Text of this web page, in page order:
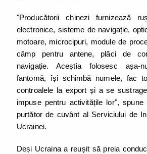
"Producătorii chinezi furnizează
electronice, sisteme de navigație,
motoare, microcipuri, module de
câmp pentru antene, plăci de
navigație. Aceștia folosesc așa-
fantomă, își schimbă numele, fac
controalele la export și a se
impuse pentru activitățile lor", spune
purtător de cuvânt al Serviciului de
Ucrainei.
Deși Ucraina a reușit să preia